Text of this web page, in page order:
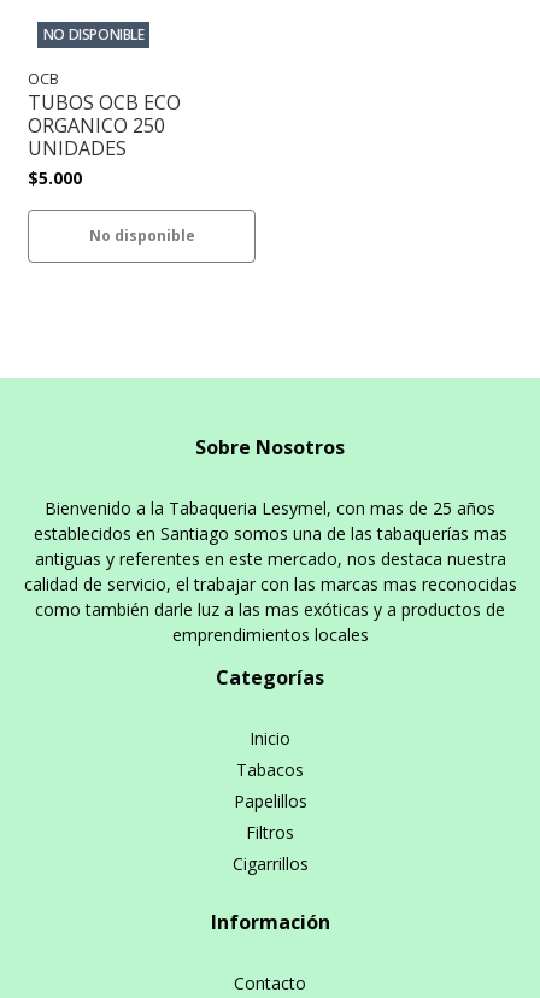
NO DISPONIBLE
OCB
TUBOS OCB ECO
ORGANICO 250
UNIDADES
$5.000
No disponible
Sobre Nosotros
Bienvenido a la Tabaqueria Lesymel, con mas de 25 años
establecidos en Santiago somos una de las tabaquerías mas
antiguas y referentes en este mercado, nos destaca nuestra
calidad de servicio, el trabajar con las marcas mas reconocidas
como también darle luz a las mas exóticas y a productos de
emprendimientos locales
Categorías
Inicio
Tabacos
Papelillos
Filtros
Cigarrillos
Información
Contacto